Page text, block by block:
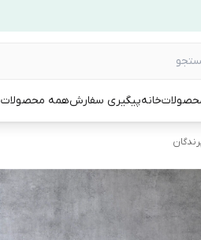
خانهپیگیری سفارشهمه محصولات